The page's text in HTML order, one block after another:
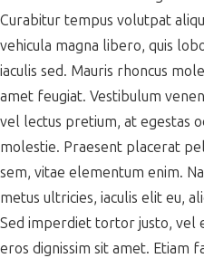
Curabitur tempus volutpat
vehicula magna libero, quis
iaculis sed. Mauris rhoncus
amet feugiat. Vestibulum
vel lectus pretium, at egestas
molestie. Praesent placerat
sem, vitae elementum enim.
metus ultricies, iaculis elit eu,
Sed imperdiet tortor justo, vel
eros dignissim sit amet. Etiam